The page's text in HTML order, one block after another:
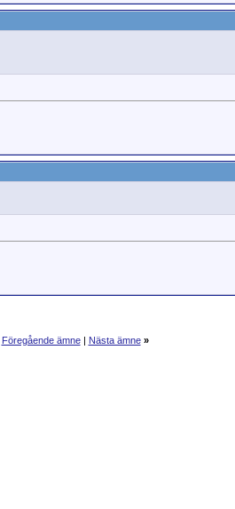
Föregående ämne| Nästa ämne »